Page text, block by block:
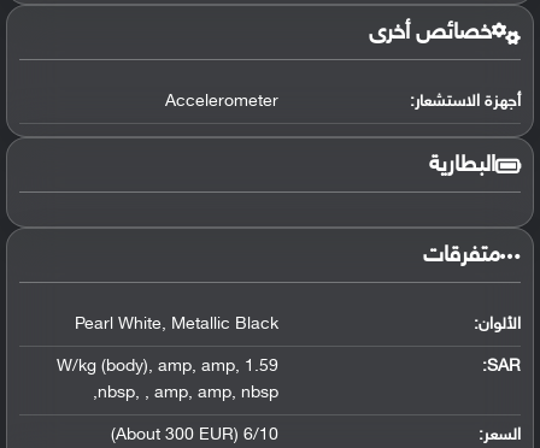
خصائص أخرى
أجهزة الاستشعار: Accelerometer
البطارية
متفرقات
الألوان: Pearl White, Metallic Black
SAR
:
1.59 W/kg (body)
, amp, amp,
nbsp, , amp, amp, nbsp
,
السعر: 6/10 (About 300 EUR)